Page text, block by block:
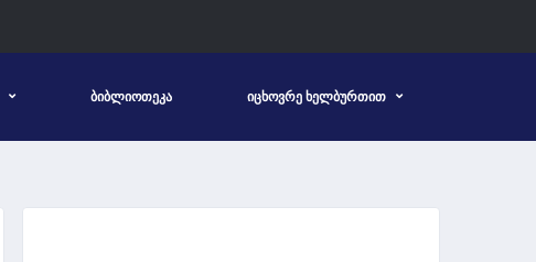
ᲑᲘᲑᲚᲘᲝᲗᲔᲙᲐ ᲘᲪᲮᲝᲕᲠᲔ ᲮᲔᲚᲑᲣᲠᲗᲘᲗ